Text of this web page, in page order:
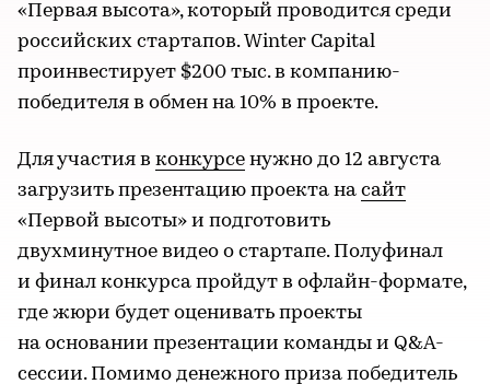
«Первая высота», который проводится среди
российских стартапов. Winter Capital
проинвестирует $200 тыс. в компанию-
победителя в обмен на 10% в проекте.
Для участия в конкурсе нужно до 12 августа
загрузить презентацию проекта на сайт
«Первой высоты» и подготовить
двухминутное видео о стартапе. Полуфинал
и финал конкурса пройдут в офлайн-формате,
где жюри будет оценивать проекты
на основании презентации команды и Q&A-
сессии. Помимо денежного приза победитель